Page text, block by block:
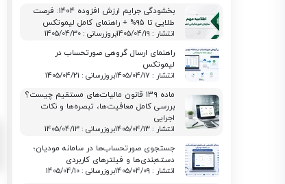
بخشودگی جرایم ارزش افزوده ۱۴۰۴: فرصت
طلایی تا ۹۵% + راهنمای کامل لیموتکس
انتشار : 1405/04/19 بروزرسانی : 1405/04/30
راهنمای ارسال گروهی صورتحساب در
لیموتکس
انتشار : 1405/04/17 بروزرسانی : 1405/04/21
ماده ۱۳۹ قانون مالیات‌های مستقیم چیست؟
بررسی کامل معافیت‌ها، تبصره‌ها و نکات
اجرایی
انتشار : 1405/04/13 بروزرسانی : 1405/04/13
جستجوی صورتحساب‌ها در سامانه مودیان؛
دسته‌بندی‌ها و فیلترهای کاربردی
انتشار : 1405/04/09 بروزرسانی : 1405/04/10